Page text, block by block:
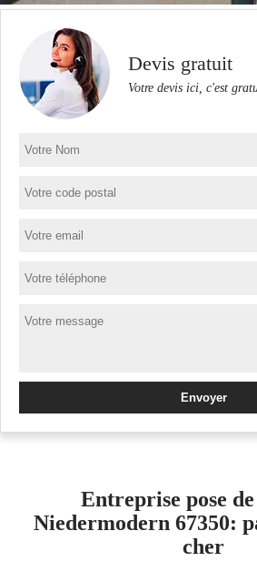
Devis gratuit
Votre devis ici, c'est
Entreprise pose
Niedermodern 67350:
cher